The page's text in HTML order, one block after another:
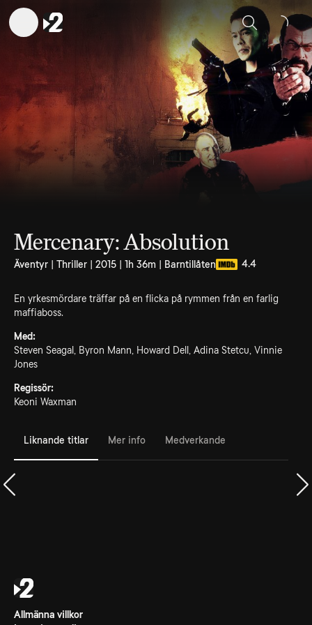
Sök
Mercenary: Absolution
Äventyr | Thriller | 2015 | 1h 36m | Barntillåten 4.4
En yrkesmördare träffar på en flicka på rymmen från en farlig
maffiaboss.
Med:
Steven Seagal, Byron Mann, Howard Dell, Adina Stetcu, Vinnie
Jones
Regissör:
Keoni Waxman
Liknande titlar Mer info Medverkande
Allmänna villkor